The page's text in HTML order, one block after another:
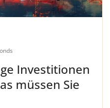
Investitionen
müssen Sie